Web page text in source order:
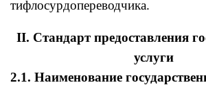
тифлосурдопереводчика.
II. Стандарт предоставления
услуги
2.1. Наименование